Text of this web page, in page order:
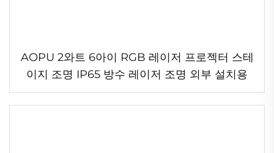
AOPU 2와트 6아이 RGB 레이저 프로젝터 스테
이지 조명 IP65 방수 레이저 조명 외부 설치용